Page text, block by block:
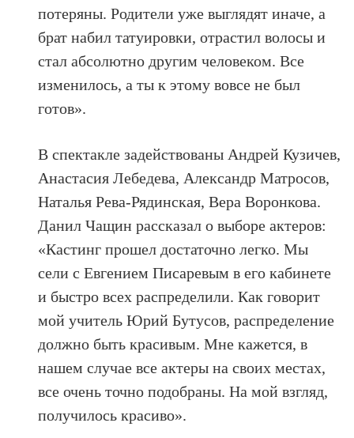
потеряны. Родители уже выглядят иначе, а
брат набил татуировки, отрастил волосы и
стал абсолютно другим человеком. Все
изменилось, а ты к этому вовсе не был
готов».
В спектакле задействованы Андрей Кузичев,
Анастасия Лебедева, Александр Матросов,
Наталья Рева-Рядинская, Вера Воронкова.
Данил Чащин рассказал о выборе актеров:
«Кастинг прошел достаточно легко. Мы
сели с Евгением Писаревым в его кабинете
и быстро всех распределили. Как говорит
мой учитель Юрий Бутусов, распределение
должно быть красивым. Мне кажется, в
нашем случае все актеры на своих местах,
все очень точно подобраны. На мой взгляд,
получилось красиво».